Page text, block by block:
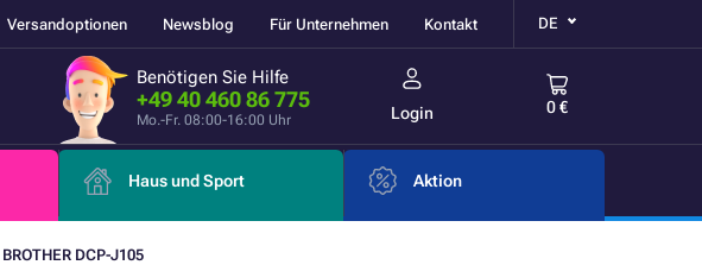
Versandoptionen Newsblog Für Unternehmen Kontakt DE
Benötigen Sie Hilfe
+49 40 460 86 775
Mo.-Fr. 08:00-16:00 Uhr Login 0 €
Haus und Sport Aktion
BROTHER DCP-J105